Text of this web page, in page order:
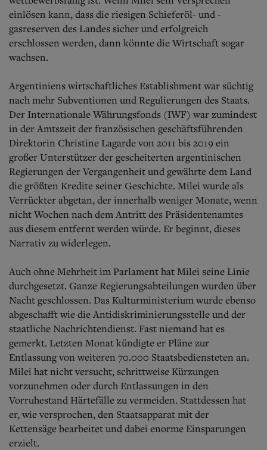
einlösen kann, dass die riesigen Schieferöl- und -
gasreserven des Landes sicher und erfolgreich
erschlossen werden, dann könnte die Wirtschaft sogar
wachsen.
Argentiniens wirtschaftliches Establishment war süchtig
nach mehr Subventionen und Regulierungen des Staats.
Der Internationale Währungsfonds (IWF) war zumindest
in der Amtszeit der französischen geschäftsführenden
Direktorin Christine Lagarde von 2011 bis 2019 ein
großer Unterstützer der gescheiterten argentinischen
Regierungen der Vergangenheit und gewährte dem Land
die größten Kredite seiner Geschichte. Milei wurde als
Verrückter abgetan, der innerhalb weniger Monate, wenn
nicht Wochen nach dem Antritt des Präsidentenamtes
aus diesem entfernt werden würde. Er beginnt, dieses
Narrativ zu widerlegen.
Auch ohne Mehrheit im Parlament hat Milei seine Linie
durchgesetzt. Ganze Regierungsabteilungen wurden über
Nacht geschlossen. Das Kulturministerium wurde ebenso
abgeschafft wie die Antidiskriminierungsstelle und der
staatliche Nachrichtendienst. Fast niemand hat es
gemerkt. Letzten Monat kündigte er Pläne zur
Entlassung von weiteren 70.000 Staatsbediensteten an.
Milei hat nicht versucht, schrittweise Kürzungen
vorzunehmen oder durch Entlassungen in den
Vorruhestand Härtefälle zu vermeiden. Stattdessen hat
er, wie versprochen, den Staatsapparat mit der
Kettensäge bearbeitet und dabei enorme Einsparungen
erzielt.